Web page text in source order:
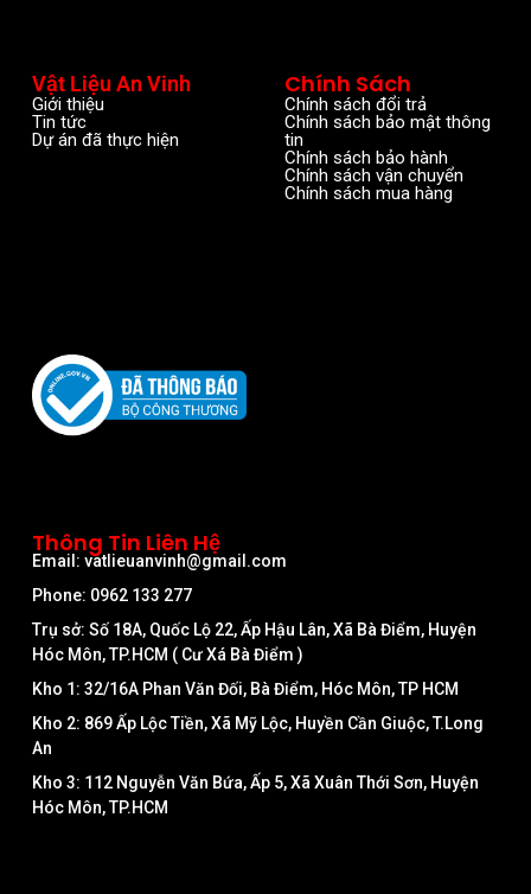
Vật Liệu An Vinh
Giới thiệu
Tin tức
Dự án đã thực hiện
Chính Sách
Chính sách đổi trả
Chính sách bảo mật thông
tin
Chính sách bảo hành
Chính sách vận chuyển
Chính sách mua hàng
Thông Tin Liên Hệ
Email: vatlieuanvinh@gmail.com
Phone: 0962 133 277
Trụ sở: Số 18A, Quốc Lộ 22, Ấp Hậu Lân, Xã Bà Điểm, Huyện
Hóc Môn, TP.HCM ( Cư Xá Bà Điểm )
Kho 1: 32/16A Phan Văn Đối, Bà Điểm, Hóc Môn, TP HCM
Kho 2: 869 Ấp Lộc Tiền, Xã Mỹ Lộc, Huyền Cần Giuộc, T.Long
An
Kho 3: 112 Nguyễn Văn Bứa, Ấp 5, Xã Xuân Thới Sơn, Huyện
Hóc Môn, TP.HCM